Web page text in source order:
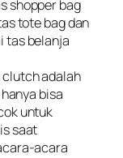
shopper bag
tote bag dan
tas belanja
adalah
bisa
untuk
saat
acara